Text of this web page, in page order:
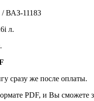
ВАЗ-11183
л.
сразу же после оплаты.
PDF, и Вы сможете